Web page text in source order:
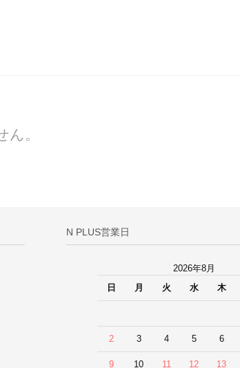
。
N PLUS営業日
2026年8月
日
月 火 水 木
2 3 4 5 6
9 10 11 12 13